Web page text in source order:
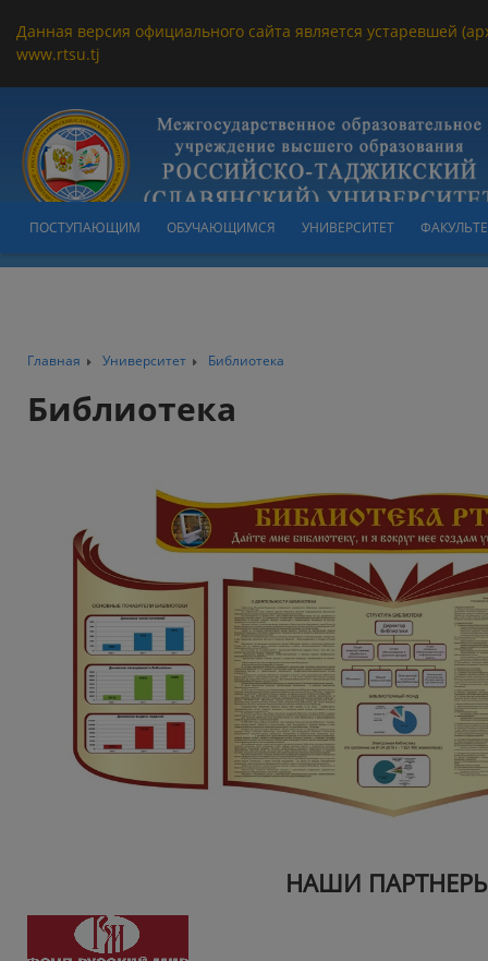
Данная версия официального сайта является устаревшей
www.rtsu.tj
ПОСТУПАЮЩИМ ОБУЧАЮЩИМСЯ УНИВЕРСИТЕТ
Главная Университет Библиотека
Библиотека
НАШИ